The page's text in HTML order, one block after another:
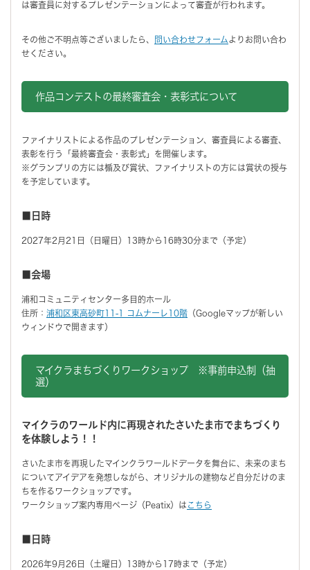
は審査員に対するプレゼンテーションによって審査が行われます。
その他ご不明点等ございましたら、 問い合わせフォーム よりお問い合わ
せください。
作品コンテストの最終審査会・表彰式について
ファイナリストによる作品のプレゼンテーション、審査員による審査、
表彰を行う「最終審査会・表彰式」を開催します。
※グランプリの方には楯及び賞状、ファイナリストの方には賞状の授与
を予定しています。
■日時
2027年2月21日（日曜日）13時から16時30分まで（予定）
■会場
浦和コミュニティセンター多目的ホール
住所： 浦和区東高砂町11-1 コムナーレ10階 （Googleマップが新しい
ウィンドウで開きます）
マイクラまちづくりワークショップ ※事前申込制（抽
選）
マイクラのワールド内に再現されたさいたま市でまちづくり
を体験しよう！！
さいたま市を再現したマインクラワールドデータを舞台に、未来のまち
についてアイデアを発想しながら、オリジナルの建物など自分だけのま
ちを作るワークショップです。
ワークショップ案内専用ページ（Peatix）は こちら
■日時
2026年9月26日（土曜日）13時から17時まで（予定）